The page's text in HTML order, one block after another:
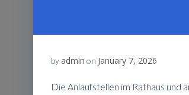
by admin on January 7, 2026
Die Anlaufstellen im Rathaus und